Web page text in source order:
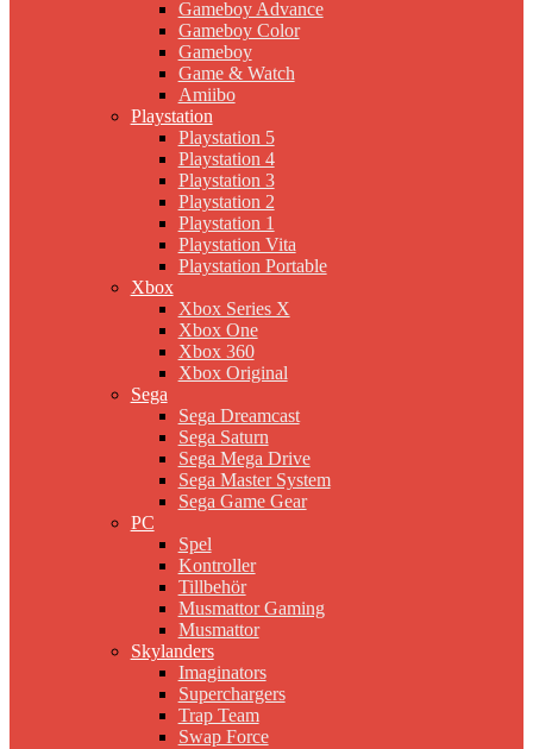
Gameboy Advance
Gameboy Color
Gameboy
Game & Watch
Amiibo
Playstation
Playstation 5
Playstation 4
Playstation 3
Playstation 2
Playstation 1
Playstation Vita
Playstation Portable
Xbox
Xbox Series X
Xbox One
Xbox 360
Xbox Original
Sega
Sega Dreamcast
Sega Saturn
Sega Mega Drive
Sega Master System
Sega Game Gear
PC
Spel
Kontroller
Tillbehör
Musmattor Gaming
Musmattor
Skylanders
Imaginators
Superchargers
Trap Team
Swap Force